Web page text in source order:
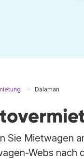
Dalaman
Sie Mietwagen
Webs nach